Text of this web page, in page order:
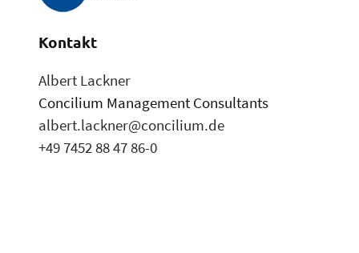
Kontakt
Albert Lackner
Concilium Management Consultants
albert.lackner@concilium.de
+49 7452 88 47 86-0